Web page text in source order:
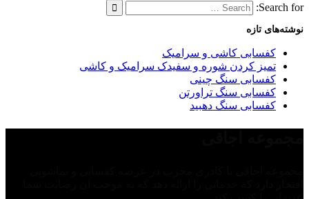
Search for:
نوشته‌های تازه
کفسابی کاشی و سرامیک
تمیز کردن شوره و سفیدک سرامیک و کاشی
کفسابی سنگ چینی
کفسابی سنگ تراورتن
کفسابی سنگ دهبید